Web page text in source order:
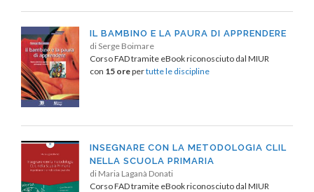
IL BAMBINO E LA PAURA DI APPRENDERE
di Serge Boimare
Corso FAD tramite eBook riconosciuto dal MIUR
con 15 orepertutte le discipline
INSEGNARE CON LA METODOLOGIA CLIL
NELLA SCUOLA PRIMARIA
di Maria Laganà Donati
Corso FAD tramite eBook riconosciuto dal MIUR